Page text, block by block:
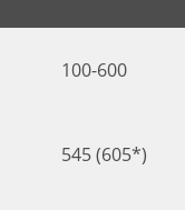
100-600
545 (605*)